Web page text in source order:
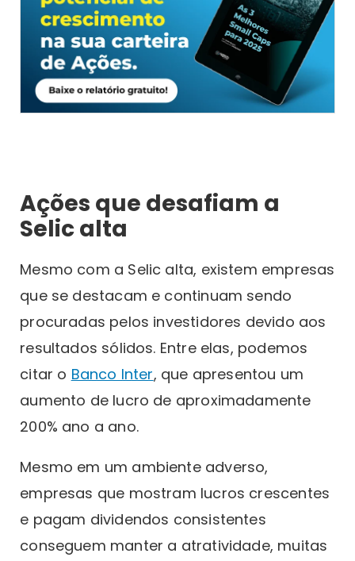
Ações que desafiam a
Selic alta
Mesmo com a Selic alta, existem empresas
que se destacam e continuam sendo
procuradas pelos investidores devido aos
resultados sólidos. Entre elas, podemos
citar o Banco Inter, que apresentou um
aumento de lucro de aproximadamente
200% ano a ano.
Mesmo em um ambiente adverso,
empresas que mostram lucros crescentes
e pagam dividendos consistentes
conseguem manter a atratividade, muitas